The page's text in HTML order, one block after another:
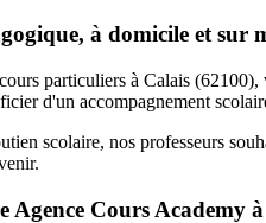
à domicile et sur
particuliers à Calais
d'un accompagnement
scolaire, nos professeurs
Agence Cours Academy